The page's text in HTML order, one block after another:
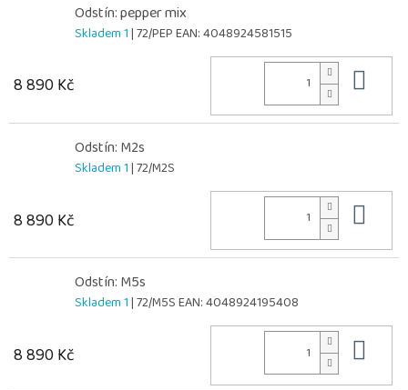
Odstín: pepper mix
Skladem 1| 72/PEPEAN:4048924581515
8 890 Kč
Odstín: M2s
Skladem 1| 72/M2S
8 890 Kč
Odstín: M5s
Skladem 1| 72/M5SEAN:4048924195408
8 890 Kč